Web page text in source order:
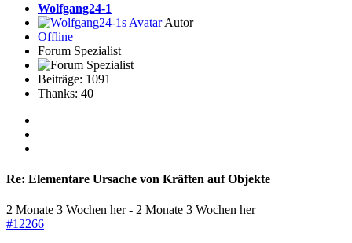
Wolfgang24-1
Autor
Offline
Forum Spezialist
Beiträge: 1091
Thanks: 40
Re: Elementare Ursache von Kräften auf Objekte
2 Monate 3 Wochen her- 2 Monate 3 Wochen her
#12266